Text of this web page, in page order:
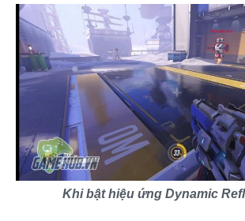
Khi bật hiệu ứng Dynamic